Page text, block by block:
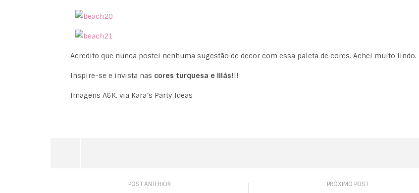
Acredito que nunca postei nenhuma sugestão de decor com essa paleta de cores. Achei muito lindo.
Inspire-se e invista nas cores turquesa e lilás!!!
Imagens A&K, via Kara’s Party Ideas
POST ANTERIOR PRÓXIMO POST